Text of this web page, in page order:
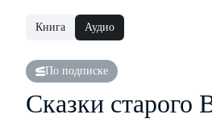
Книга Аудио
По подписке
Сказки старого